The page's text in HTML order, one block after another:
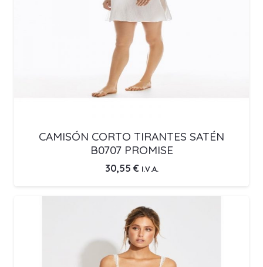
CAMISÓN CORTO TIRANTES SATÉN
B0707 PROMISE
30,55 € I.V.A.